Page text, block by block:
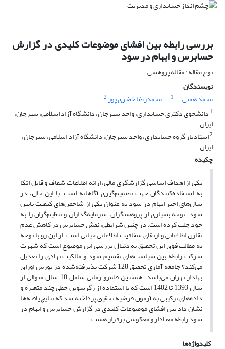
بررسی رابطه بین افشای موضوعات کلیدی در گزارش
حسابرس و ابهام در سود
نوع مقاله : مقاله پژوهشی
نویسندگان
محمد همتی
1 محمدرضا خضری پور2
1 دانشجوی دکتری حسابداری، واحد سیرجان، دانشگاه آزاد اسلامی، سیرجان،
ایران.
2استادیار گروه حسابداری، واحد سیرجان، دانشگاه آزاد اسلامی، سیرجان،
ایران.
چکیده
یکی از اهداف اساسی گزارشگری مالی، ارائه اطلاعات شفاف و قابل اتکا
به استفاده‌کنندگان جهت تصمیم‌گیری آگاهانه است. با این حال، در
سال‌های اخیر ابهام در سود به عنوان یکی از شاخص‌های کیفیت پایین
سود، توجه بسیاری از پژوهشگران، سرمایه‌گذاران و تنظیم‌گران را به
خود جلب کرده است. در چنین شرایطی، نقش حسابرس در کاهش عدم
تقارن اطلاعاتی و ارتقای شفافیت اطلاعاتی حیاتی است. از این رو با توجه
به مطالب فوق این تحقیق به دنبال بررسی این موضوع است که شهرت
شرکت رابطه بین سیاست‌های تقسیم سود و مالکیت نهادی را تعدیل
می‌کند؟ جامعه آماری تحقیق 128 شرکت‌ پذیرفته‌شده در بورس اوراق
بهادار تهران می‌باشد. همچنین قلمرو زمانی شامل 10 سال متوالی از
سال 1393 تا 1402 است که با استفاده از رگرسوین خطی چند متغیره و
داده‌های ترکیبی به آزمون فرضیه تحقیق پرداخته شد که نتایج یافته‌ها
نشان داد بین افشای موضوعات کلیدی در گزارش حسابرس و ابهام در
سود رابطه معنادار و معکوسی برقرار هست.
کلیدواژه‌ها